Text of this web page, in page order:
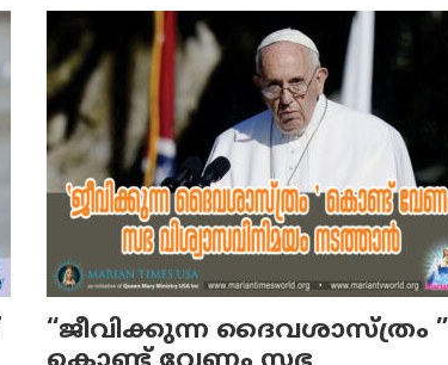
“ജീവിക്കുന്ന ദൈവശാസ്ത്രം ”